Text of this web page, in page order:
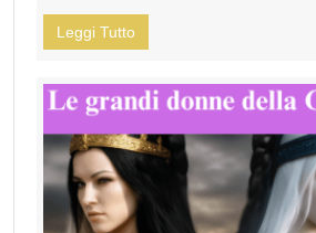
Leggi Tutto